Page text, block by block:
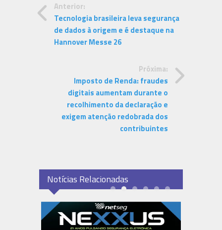
Anterior:
Tecnologia brasileira leva segurança
de dados à origem e é destaque na
Hannover Messe 26
Próxima:
Imposto de Renda: fraudes
digitais aumentam durante o
recolhimento da declaração e
exigem atenção redobrada dos
contribuintes
Notícias Relacionadas